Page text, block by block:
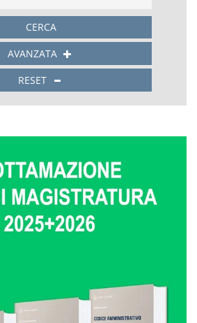
CERCA
AVANZATA
RESET